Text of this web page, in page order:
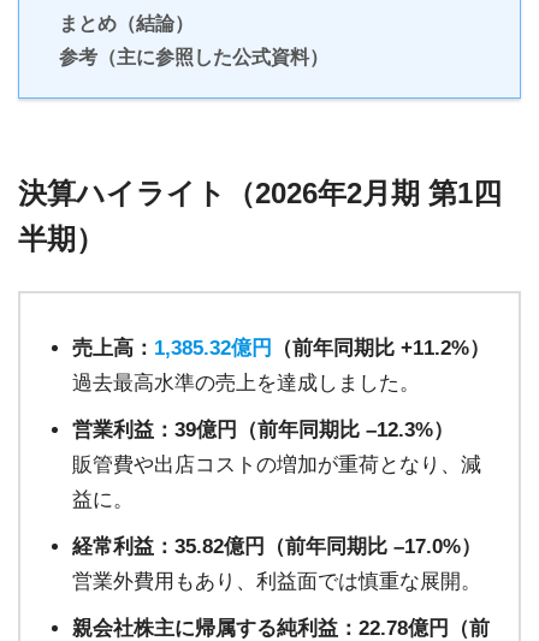
まとめ（結論）
参考（主に参照した公式資料）
決算ハイライト（2026年2月期 第1四
半期）
売上高： 1,385.32億円
（前年同期比 +11.2%）
過去最高水準の売上を達成しました。
営業利益：39億円（前年同期比 –12.3%）
販管費や出店コストの増加が重荷となり、減
益に。
経常利益：35.82億円（前年同期比 –17.0%）
営業外費用もあり、利益面では慎重な展開。
親会社株主に帰属する純利益：22.78億円（前